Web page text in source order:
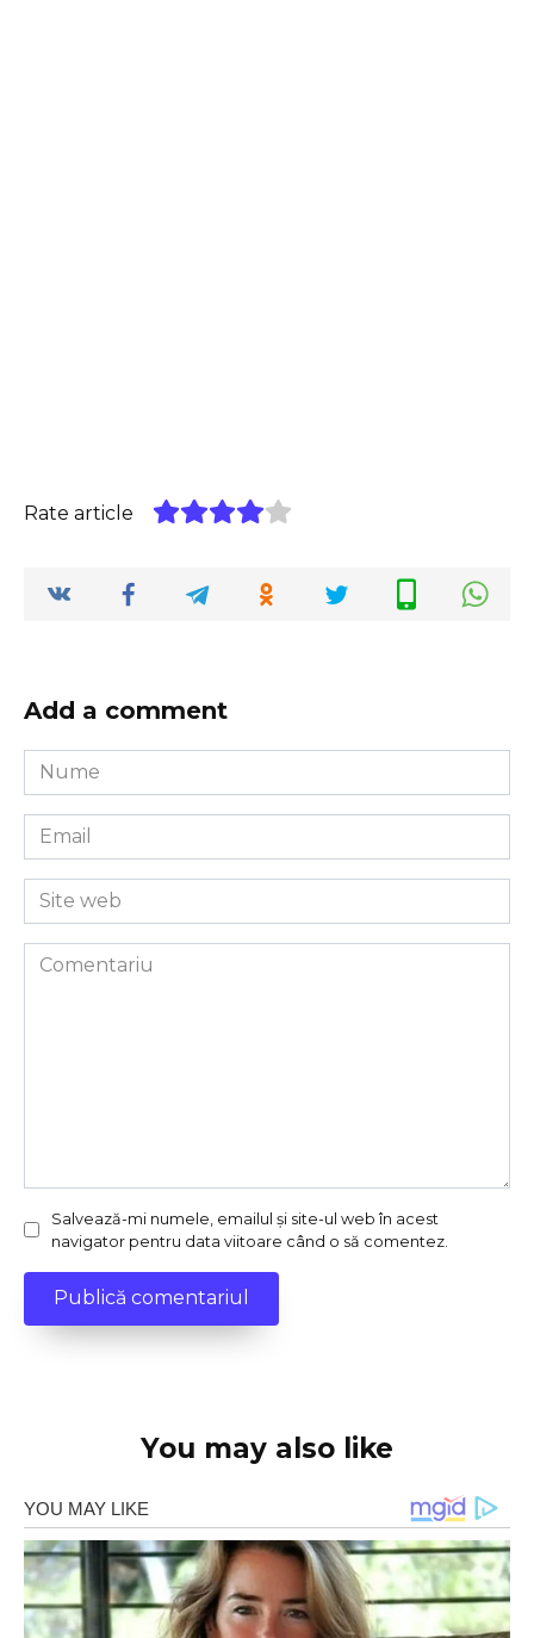
Rate article
Add a comment
Nume
*
Email
*
Site
web
Comentariu
Salvează-mi numele, emailul și site-ul web în acest
navigator pentru data viitoare când o să comentez.
You may also like